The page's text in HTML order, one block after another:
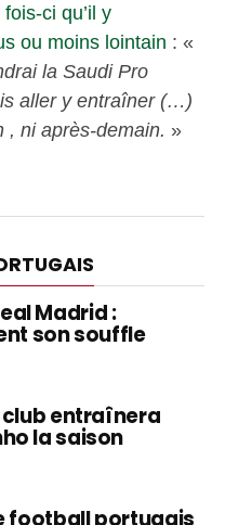
ci qu’il y
ou moins lointain : «
la Saudi Pro
aller y entraîner (…)
, ni après-demain. »
Madrid :
son souffle
club entraînera
la saison
football portugais